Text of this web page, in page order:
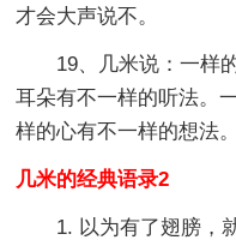
才会大声说不。
19、几米说：一样的
耳朵有不一样的听法。
样的心有不一样的想法
几米的经典语录2
1. 以为有了翅膀，就